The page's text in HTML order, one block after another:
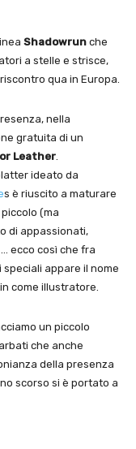
Shadowrun che
a stelle e strisce,
qua in Europa.
nella
gratuita di un
Leather.
ideato da
s è riuscito a maturare
(ma
di appassionati,
ecco così che fra
appare il nome
come illustratore.
un piccolo
che anche
della presenza
scorso si è portato a